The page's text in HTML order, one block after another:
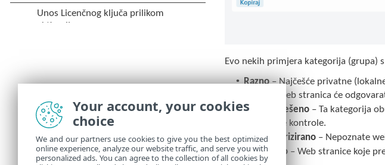
Evo nekih primjera kategorija (grupa)
• Razno– Najčešće privatne
ili 404, i web stranica će
• Nije razriješeno – Ta kategorija
roditeljske kontrole.
• Nekategorizirano – Nepoznate
• Dinamičko – Web stranice koje
Your account, your cookies
choice
We and our partners use cookies to give you the best optimized
online experience, analyze our website traffic, and serve you with
personalized ads. You can agree to the collection of all cookies by